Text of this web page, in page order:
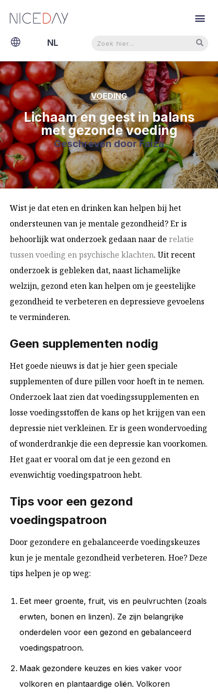
NL
EN
VOEDING
Lichaam en geest in balans
met gezonde voeding
Geschreven doorFaiza
Wist je dat eten en drinken kan helpen bij het
ondersteunen van je mentale gezondheid? Er is
behoorlijk wat onderzoek gedaan naar de relatie
tussen voeding en psychische klachten. Uit recent
onderzoek is gebleken dat, naast lichamelijke
welzijn, gezond eten kan helpen om je geestelijke
gezondheid te verbeteren en depressieve gevoelens
te verminderen.
Geen supplementen nodig
Het goede nieuws is dat je hier geen speciale
supplementen of dure pillen voor hoeft in te nemen.
Onderzoek laat zien dat voedingssupplementen en
losse voedingsstoffen de kans op het krijgen van een
depressie niet verkleinen. Er is geen wondervoeding
of wonderdrankje die een depressie kan voorkomen.
Het gaat er vooral om dat je een gezond en
evenwichtig voedingspatroon hebt.
Tips voor een gezond
voedingspatroon
Door gezondere en gebalanceerde voedingskeuzes
kun je je mentale gezondheid verbeteren. Hoe? Deze
tips helpen je op weg:
Eet meer groente, fruit, vis en peulvruchten (zoals
erwten, bonen en linzen). Ze zijn belangrijke
onderdelen voor een gezond en gebalanceerd
voedingspatroon.
Maak gezondere keuzes en kies vaker voor
volkoren en plantaardige oliën. Volkoren